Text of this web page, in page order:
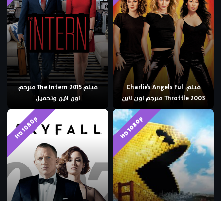
فيلم Charlie’s Angels Full
Throttle 2003 مترجم اون لاين
فيلم The Intern 2015 مترجم
اون لاين وتحميل
HD 1080p
HD 1080p